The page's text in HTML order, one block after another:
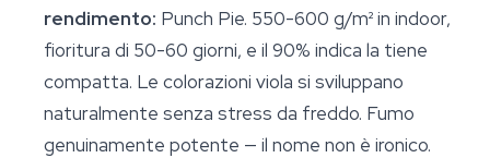
rendimento: Punch Pie. 550-600 g/m² in indoor,
fioritura di 50-60 giorni, e il 90% indica la tiene
compatta. Le colorazioni viola si sviluppano
naturalmente senza stress da freddo. Fumo
genuinamente potente — il nome non è ironico.